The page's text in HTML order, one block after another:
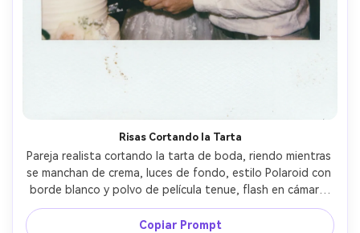
Risas Cortando la Tarta
Pareja realista cortando la tarta de boda, riendo mientras
se manchan de crema, luces de fondo, estilo Polaroid con
borde blanco y polvo de película tenue, flash en cámara,
grano suave y luces altas desvaídas, tomada con 35mm,
encuadre espontáneo, ambiente juguetón y acogedor --
Copiar Prompt